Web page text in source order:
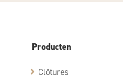
Producten
Clôtures